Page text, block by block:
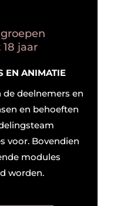
18 jaar
EN ANIMATIE
deelnemers en
en behoeften
voor. Bovendien
modules
worden.